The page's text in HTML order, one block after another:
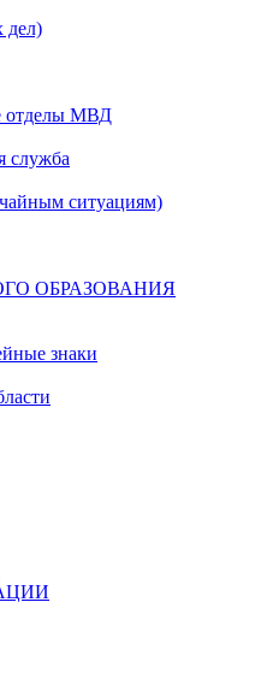
дел)
отделы МВД
служба
ситуациям)
ОБРАЗОВАНИЯ
знаки